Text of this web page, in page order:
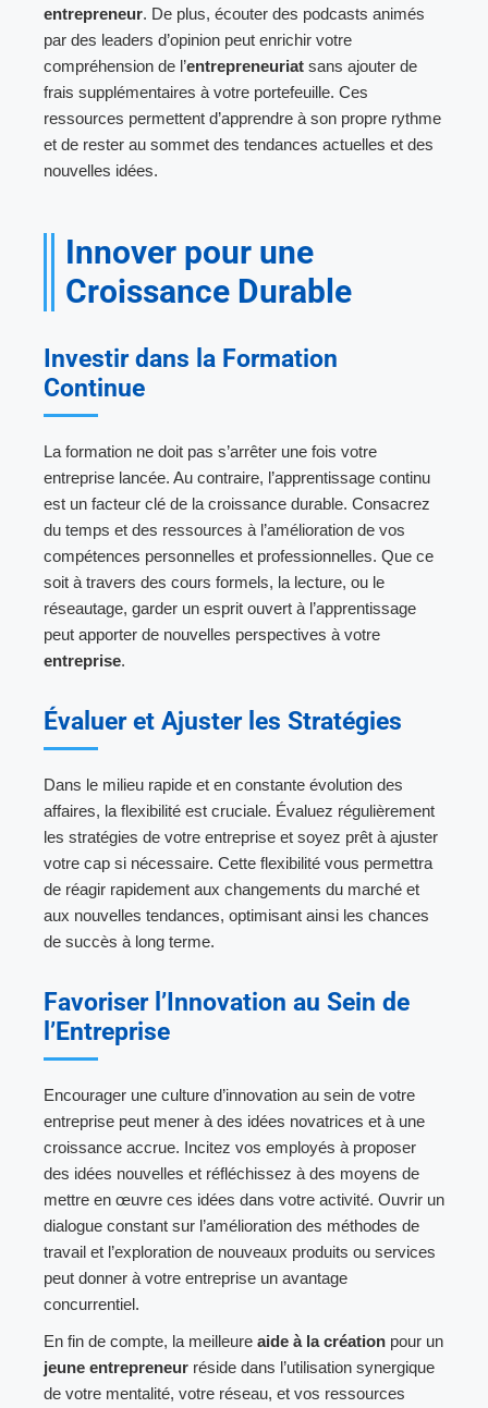
entrepreneur. De plus, écouter des podcasts animés
par des leaders d’opinion peut enrichir votre
compréhension de l’entrepreneuriat sans ajouter de
frais supplémentaires à votre portefeuille. Ces
ressources permettent d’apprendre à son propre rythme
et de rester au sommet des tendances actuelles et des
nouvelles idées.
Innover pour une
Croissance Durable
Investir dans la Formation
Continue
La formation ne doit pas s’arrêter une fois votre
entreprise lancée. Au contraire, l’apprentissage continu
est un facteur clé de la croissance durable. Consacrez
du temps et des ressources à l’amélioration de vos
compétences personnelles et professionnelles. Que ce
soit à travers des cours formels, la lecture, ou le
réseautage, garder un esprit ouvert à l’apprentissage
peut apporter de nouvelles perspectives à votre
entreprise.
Évaluer et Ajuster les Stratégies
Dans le milieu rapide et en constante évolution des
affaires, la flexibilité est cruciale. Évaluez régulièrement
les stratégies de votre entreprise et soyez prêt à ajuster
votre cap si nécessaire. Cette flexibilité vous permettra
de réagir rapidement aux changements du marché et
aux nouvelles tendances, optimisant ainsi les chances
de succès à long terme.
Favoriser l’Innovation au Sein de
l’Entreprise
Encourager une culture d’innovation au sein de votre
entreprise peut mener à des idées novatrices et à une
croissance accrue. Incitez vos employés à proposer
des idées nouvelles et réfléchissez à des moyens de
mettre en œuvre ces idées dans votre activité. Ouvrir un
dialogue constant sur l’amélioration des méthodes de
travail et l’exploration de nouveaux produits ou services
peut donner à votre entreprise un avantage
concurrentiel.
En fin de compte, la meilleure aide à la création pour un
jeune entrepreneur réside dans l’utilisation synergique
de votre mentalité, votre réseau, et vos ressources